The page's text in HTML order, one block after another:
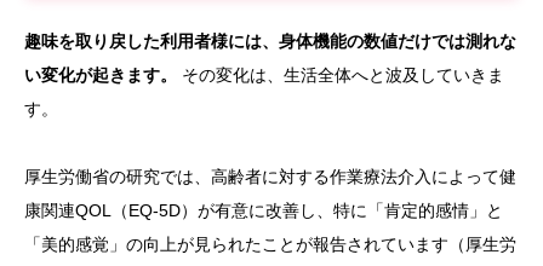
趣味を取り戻した利用者様には、身体機能の数値だけでは測れな
い変化が起きます。
その変化は、生活全体へと波及していきま
す。
厚生労働省の研究では、高齢者に対する作業療法介入によって健
康関連QOL（EQ-5D）が有意に改善し、特に「肯定的感情」と
「美的感覚」の向上が見られたことが報告されています（厚生労